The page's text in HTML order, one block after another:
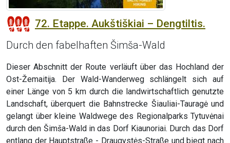
72. Etappe. Aukštiškiai – Dengtiltis.
Durch den fabelhaften Šimša-Wald
Dieser Abschnitt der Route verläuft über das Hochland der
Ost-Žemaitija. Der Wald-Wanderweg schlängelt sich auf
einer Länge von 5 km durch die landwirtschaftlich genutzte
Landschaft, überquert die Bahnstrecke Šiauliai-Tauragė und
gelangt über kleine Waldwege des Regionalparks Tytuvėnai
durch den Šimša-Wald in das Dorf Kiaunoriai. Durch das Dorf
entlang der Hauptstraße - Draugystės-Straße und biegt nach